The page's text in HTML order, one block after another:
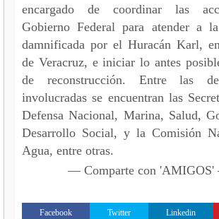
encargado de coordinar las
Gobierno Federal para atender a
damnificada por el Huracán Karl,
de Veracruz, e iniciar lo antes
de reconstrucción. Entre las
involucradas se encuentran las
Defensa Nacional, Marina, Salud,
Desarrollo Social, y la Comisión
Agua, entre otras.
— Comparte con
Facebook Twitter Linkedin